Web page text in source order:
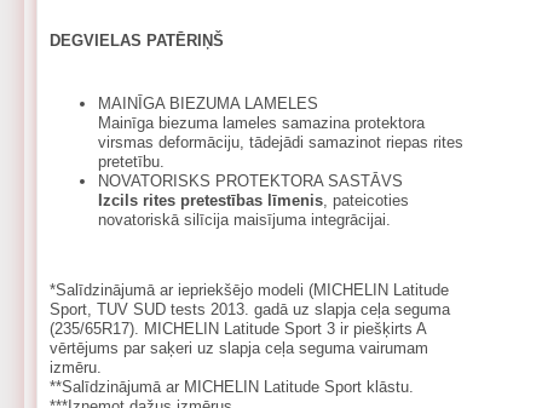
DEGVIELAS PATĒRIŅŠ
MAINĪGA BIEZUMA LAMELES
Mainīga biezuma lameles samazina protektora
virsmas deformāciju, tādejādi samazinot riepas rites
pretetību.
NOVATORISKS PROTEKTORA SASTĀVS
Izcils rites pretestības līmenis, pateicoties
novatoriskā silīcija maisījuma integrācijai.
*Salīdzinājumā ar iepriekšējo modeli (MICHELIN Latitude
Sport, TUV SUD tests 2013. gadā uz slapja ceļa seguma
(235/65R17). MICHELIN Latitude Sport 3 ir piešķirts A
vērtējums par saķeri uz slapja ceļa seguma vairumam
izmēru.
**Salīdzinājumā ar MICHELIN Latitude Sport klāstu.